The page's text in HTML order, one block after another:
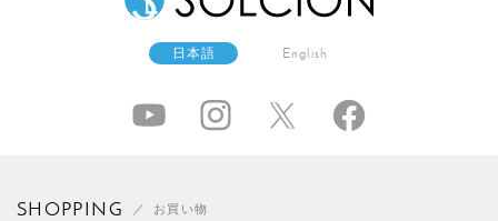
日本語 English
SHOPPING お買い物